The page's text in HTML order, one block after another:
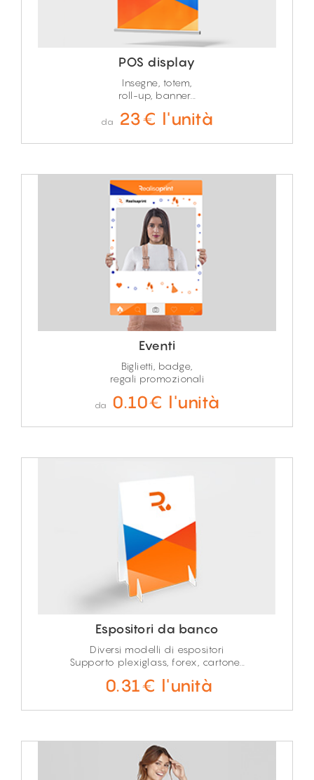
POS display
Insegne, totem,
roll-up, banner...
da 23€ l'unità
Eventi
Biglietti, badge,
regali promozionali
da 0.10€ l'unità
Espositori da banco
Diversi modelli di espositori
Supporto plexiglass, forex, cartone...
0.31€ l'unità